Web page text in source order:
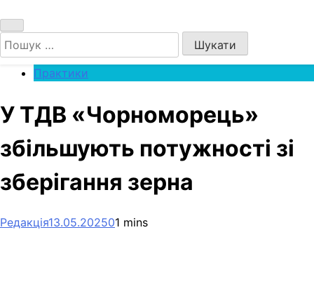
Пошук:
Практики
У ТДВ «Чорноморець»
збільшують потужності зі
зберігання зерна
Редакція13.05.202501 mins